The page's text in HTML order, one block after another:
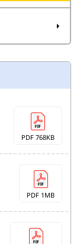
PDF 768KB
PDF 1MB